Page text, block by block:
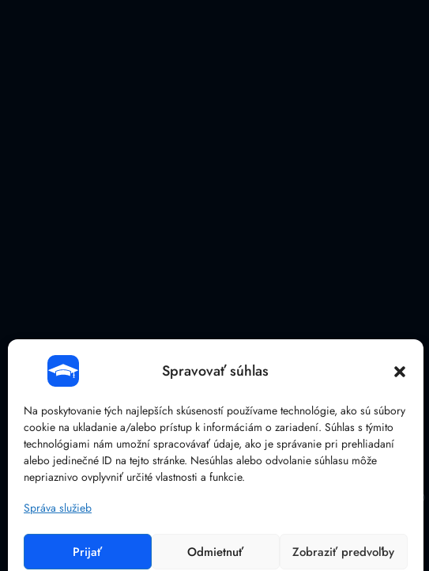
Spravovať súhlas
Na poskytovanie tých najlepších skúseností používame technológie, ako sú súbory
cookie na ukladanie a/alebo prístup k informáciám o zariadení. Súhlas s týmito
technológiami nám umožní spracovávať údaje, ako je správanie pri prehliadaní
alebo jedinečné ID na tejto stránke. Nesúhlas alebo odvolanie súhlasu môže
nepriaznivo ovplyvniť určité vlastnosti a funkcie.
Správa služieb
Prijať Odmietnuť Zobraziť predvoľby
©